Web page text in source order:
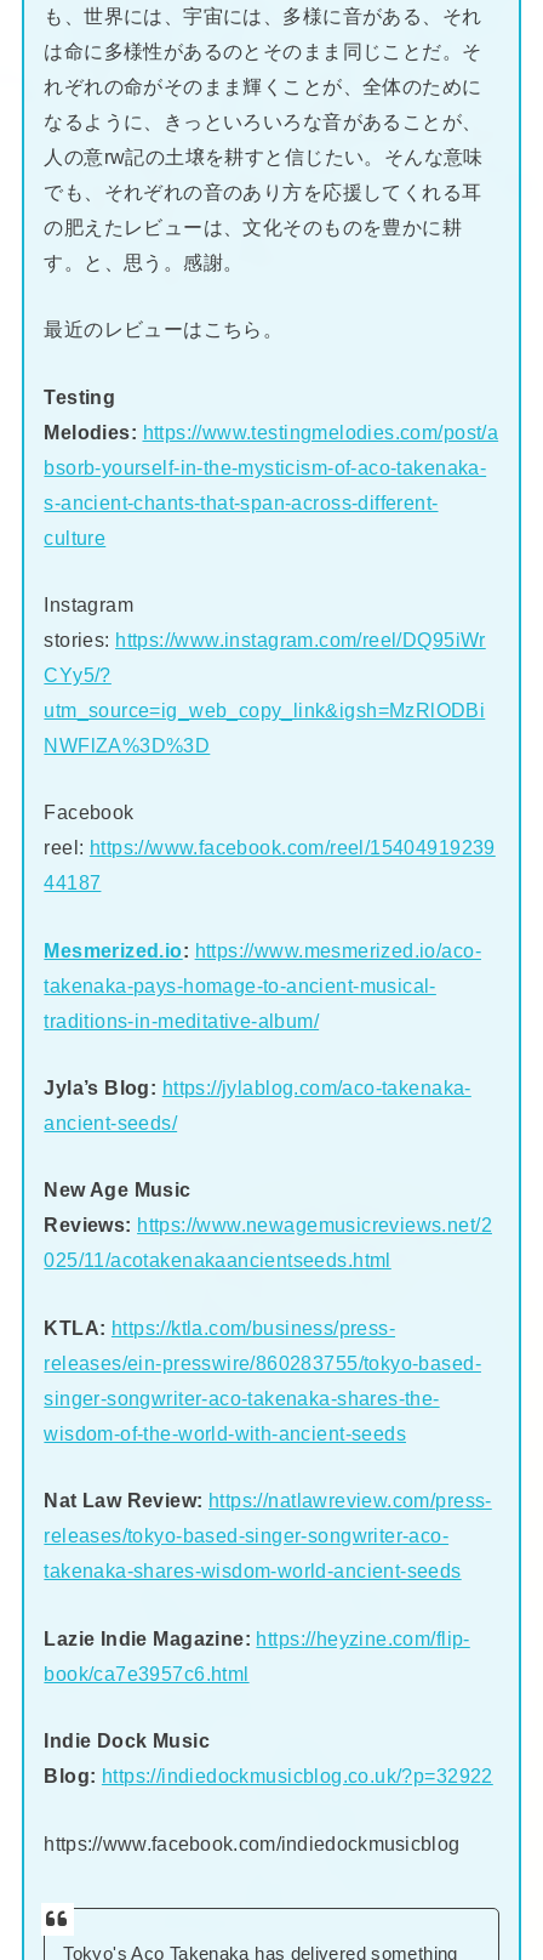
も、世界には、宇宙には、多様に音がある、それ
は命に多様性があるのとそのまま同じことだ。そ
れぞれの命がそのまま輝くことが、全体のために
なるように、きっといろいろな音があることが、
人の意rw記の土壌を耕すと信じたい。そんな意味
でも、それぞれの音のあり方を応援してくれる耳
の肥えたレビューは、文化そのものを豊かに耕
す。と、思う。感謝。
最近のレビューはこちら。
Testing
Melodies: https://www.testingmelodies.com/post/a
bsorb-yourself-in-the-mysticism-of-aco-takenaka-
s-ancient-chants-that-span-across-different-
culture
Instagram
stories: https://www.instagram.com/reel/DQ95iWr
CYy5/?
utm_source=ig_web_copy_link&igsh=MzRlODBi
NWFlZA%3D%3D
Facebook
reel: https://www.facebook.com/reel/15404919239
44187
Mesmerized.io: https://www.mesmerized.io/aco-
takenaka-pays-homage-to-ancient-musical-
traditions-in-meditative-album/
Jyla’s Blog: https://jylablog.com/aco-takenaka-
ancient-seeds/
New Age Music
Reviews: https://www.newagemusicreviews.net/2
025/11/acotakenakaancientseeds.html
KTLA: https://ktla.com/business/press-
releases/ein-presswire/860283755/tokyo-based-
singer-songwriter-aco-takenaka-shares-the-
wisdom-of-the-world-with-ancient-seeds
Nat Law Review: https://natlawreview.com/press-
releases/tokyo-based-singer-songwriter-aco-
takenaka-shares-wisdom-world-ancient-seeds
Lazie Indie Magazine: https://heyzine.com/flip-
book/ca7e3957c6.html
Indie Dock Music
Blog: https://indiedockmusicblog.co.uk/?p=32922
https://www.facebook.com/indiedockmusicblog
Tokyo's Aco Takenaka has delivered something